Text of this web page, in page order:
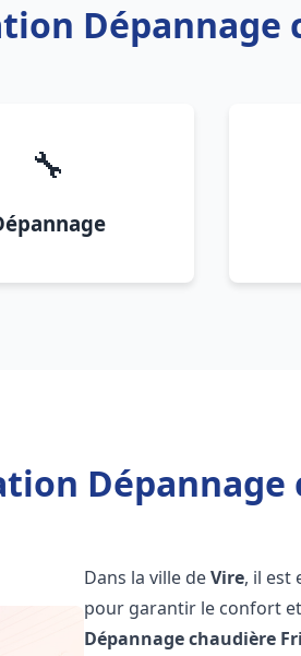
Dépannage
🔧
Dépannage
Dans la ville deVire, il est
pour garantir le confort
Dépannage chaudière